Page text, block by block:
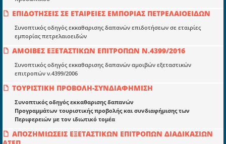
ΕΠΙΔΟΤΗΣΕΙΣ ΣΕ ΕΤΑΙΡΕΙΕΣ ΕΜΠΟΡΙΑΣ ΠΕΤΡΕΛΑΙΟΕΙΔΩΝ
Συνοπτικός οδηγός εκκαθαρισης δαπανών επιδοτήσεων σε εταιρίες
εμπορίας πετρελαιοειδών
ΑΜΟΙΒΕΣ ΕΞΕΤΑΣΤΙΚΩΝ ΕΠΙΤΡΟΠΩΝ Ν.4399/2016
Συνοπτικός οδηγός εκκαθαρισης δαπανών αμοιβών εξεταστικών
επιτροπών ν.4399/2006
ΤΟΥΡΙΣΤΙΚΗ ΠΡΟΒΟΛΗ-ΣΥΝΔΙΑΦΗΜΙΣΗ
Συνοπτικός οδηγός εκκαθαρισης δαπανών
Προγραμμάτων τουριστικής προβολής και συνδιαφήμισης των
Περιφερειών με τον ιδιωτικό τομέα
ΑΠΟΖΗΜΙΩΣΕΙΣ ΕΞΕΤΑΣΤΙΚΩΝ ΕΠΙΤΡΟΠΩΝ ΔΙΑΔΙΚΑΣΙΩΝ
Επικαιρότητα
E-book
Νόμοι και προεδρικά διατάγματα
Υπουργικές αποφάσεις
Πληροφορίες
Είσοδος